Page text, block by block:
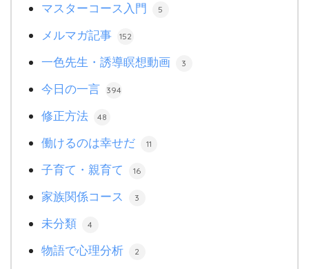
マスターコース入門 5
メルマガ記事 152
一色先生・誘導瞑想動画 3
今日の一言 394
修正方法 48
働けるのは幸せだ 11
子育て・親育て 16
家族関係コース 3
未分類 4
物語で心理分析 2